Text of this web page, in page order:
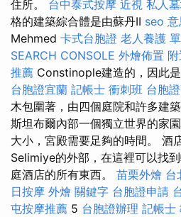
住所。 台中泰式按摩 近視 私人
格的建築綜合體是由蘇丹II seo 意
Mehmed 卡式台胞證 老人養護
SEARCH CONSOLE 外燴佈置
推薦 Constinople建造的，因此是
台胞證宜蘭 記帳士 衝刺班 台胞
木包圍著，由四個庭院和許多建
斯坦布爾內部一個獨立世界的家園
大小，宮殿需要足夠的時間。 酒
Selimiye的外部，在這裡可以找
庭酒店的所有東西。 苗栗外燴 台
日按摩 外燴 關鍵字 台胞證申請
屯按摩推薦 5 台胞證辦理 記帳士